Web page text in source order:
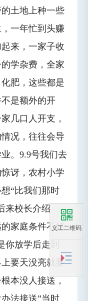
土地上种一些
一年忙到头赚
来，一家子收
学杂费，全家
肥，这些都是
是额外的开
几口人开支，
况，往往会导
。9.9号我们去
讶，农村小学
“比我们那时
来校长介绍
家庭条件不好
放学后走到
要天没亮就要
本没人接送，
法接送”当时
义工二维码